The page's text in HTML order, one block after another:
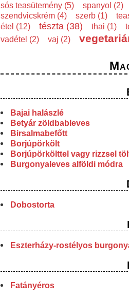
sós teasütemény (5)
spanyol (2)
szendvicskrém (4)
szerb (1)
étel (12)
tészta (38) thai (1)
vadétel (2)
vaj (2)
Bajai halászlé
Betyár zöldbableves
Birsalmabefőtt
Borjúpörkölt
Borjúpörkölttel vagy rizzsel
Burgonyaleves alföldi módra
Dobostorta
Eszterházy-rostélyos
Fatányéros